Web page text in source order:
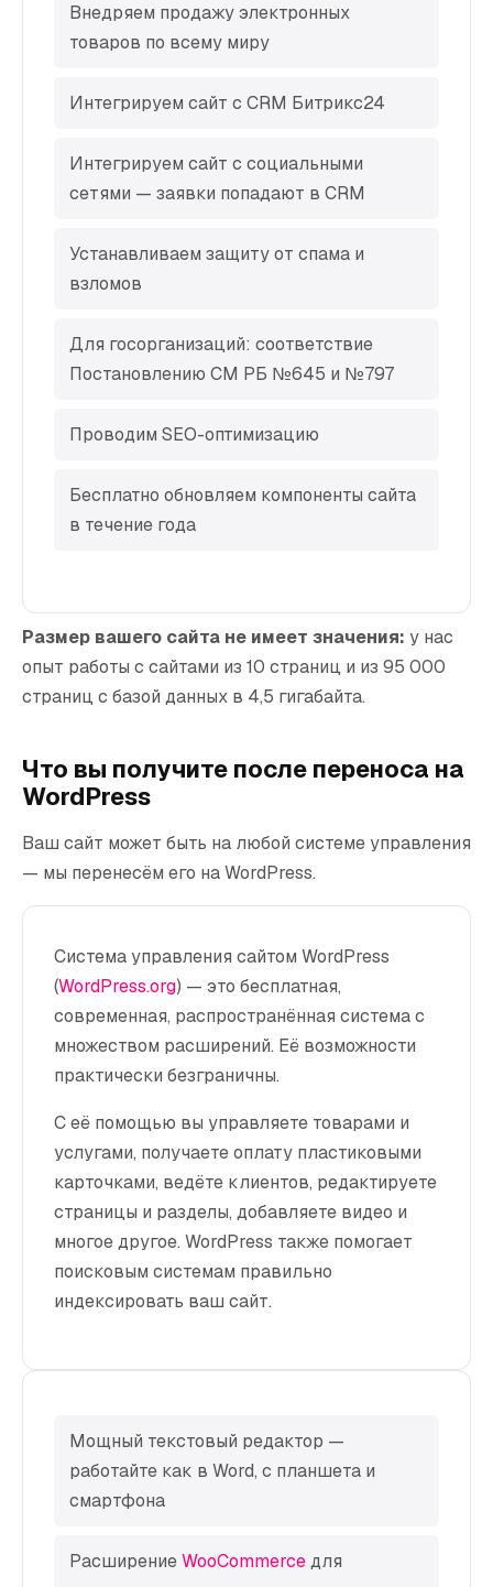
Внедряем продажу электронных
товаров по всему миру
Интегрируем сайт с CRM Битрикс24
Интегрируем сайт с социальными
сетями — заявки попадают в CRM
Устанавливаем защиту от спама и
взломов
Для госорганизаций: соответствие
Постановлению СМ РБ №645 и №797
Проводим SEO-оптимизацию
Бесплатно обновляем компоненты сайта
в течение года
Размер вашего сайта не имеет значения: у нас
опыт работы с сайтами из 10 страниц и из 95 000
страниц с базой данных в 4,5 гигабайта.
Что вы получите после переноса на
WordPress
Ваш сайт может быть на любой системе управления
— мы перенесём его на WordPress.
Система управления сайтом WordPress
(WordPress.org) — это бесплатная,
современная, распространённая система с
множеством расширений. Её возможности
практически безграничны.
С её помощью вы управляете товарами и
услугами, получаете оплату пластиковыми
карточками, ведёте клиентов, редактируете
страницы и разделы, добавляете видео и
многое другое. WordPress также помогает
поисковым системам правильно
индексировать ваш сайт.
Мощный текстовый редактор —
работайте как в Word, с планшета и
смартфона
РасширениеWooCommerceдля